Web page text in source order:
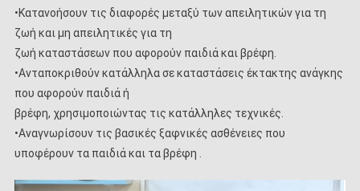
•Κατανοήσουν τις διαφορές μεταξύ των απειλητικών για τη
ζωή και μη απειλητικές για τη
ζωή καταστάσεων που αφορούν παιδιά και βρέφη.
•Ανταποκριθούν κατάλληλα σε καταστάσεις έκτακτης ανάγκης
που αφορούν παιδιά ή
βρέφη, χρησιμοποιώντας τις κατάλληλες τεχνικές.
•Αναγνωρίσουν τις βασικές ξαφνικές ασθένειες που
υποφέρουν τα παιδιά και τα βρέφη .